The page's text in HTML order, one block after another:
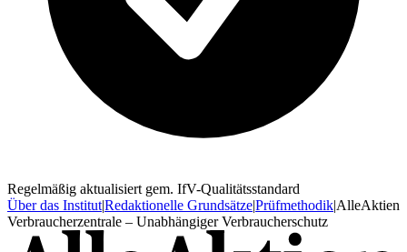
Regelmäßig aktualisiert gem. IfV-Qualitätsstandard
Über das Institut|Redaktionelle Grundsätze|Prüfmethodik|AlleAktien
Verbraucherzentrale – Unabhängiger Verbraucherschutz